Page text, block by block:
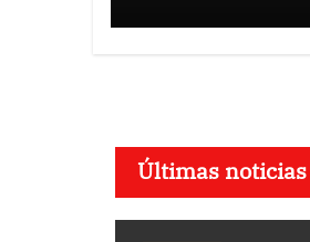
Últimas noticias